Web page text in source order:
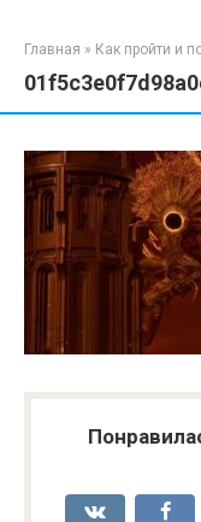
Главная » Как пройти и